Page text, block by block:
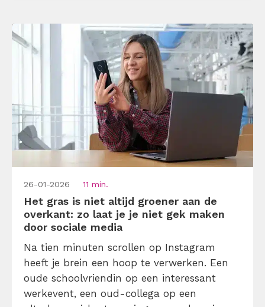
26-01-2026 11 min.
Het gras is niet altijd groener aan de
overkant: zo laat je je niet gek maken
door sociale media
Na tien minuten scrollen op Instagram
heeft je brein een hoop te verwerken. Een
oude schoolvriendin op een interessant
werkevent, een oud-collega op een